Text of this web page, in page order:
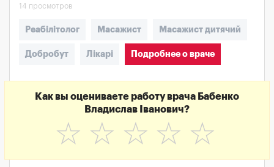
14 просмотров
Реабілітолог Масажист Масажист дитячий
Добробут Лікарі Подробнее о враче
Как вы оцениваете работу врача Бабенко
Владислав Іванович?
☆
☆
☆
☆
☆